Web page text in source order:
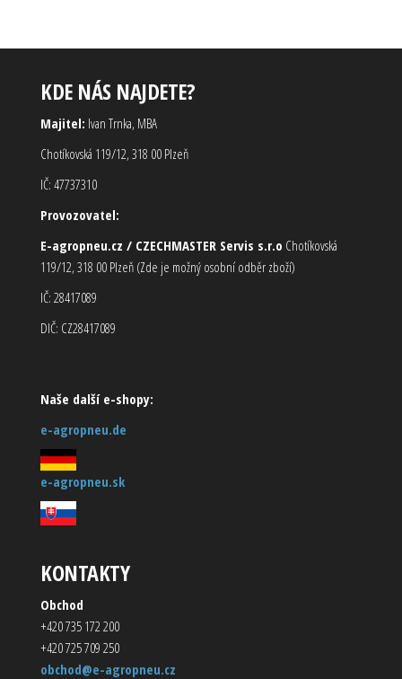
KDE NÁS NAJDETE?
Majitel: Ivan Trnka, MBA
Chotíkovská 119/12, 318 00 Plzeň
IČ: 47737310
Provozovatel:
E-agropneu.cz / CZECHMASTER Servis s.r.o Chotíkovská
119/12, 318 00 Plzeň (Zde je možný osobní odběr zboží)
IČ: 28417089
DIČ: CZ28417089
Naše další e-shopy:
e-agropneu.de
e-agropneu.sk
KONTAKTY
Obchod
+420 735 172 200
+420 725 709 250
obchod@e-agropneu.cz